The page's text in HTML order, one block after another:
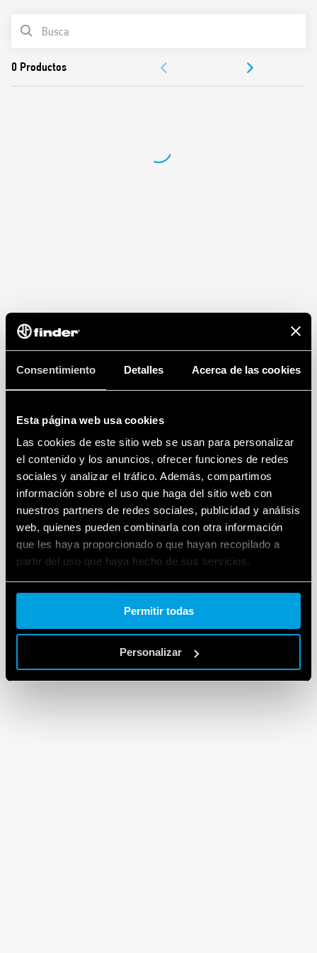
Consentimiento Detalles Acerca de las cookies
Esta página web usa cookies
Las cookies de este sitio web se usan para personalizar
el contenido y los anuncios, ofrecer funciones de redes
sociales y analizar el tráfico. Además, compartimos
información sobre el uso que haga del sitio web con
nuestros partners de redes sociales, publicidad y análisis
web, quienes pueden combinarla con otra información
que les haya proporcionado o que hayan recopilado a
partir del uso que haya hecho de sus servicios.
Cookie policy.
Permitir todas
Personalizar
Contactos sin cadmio
Patente Italiana
LISTA DE PRODUCTOS
APROBACIONES